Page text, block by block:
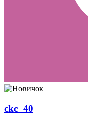
ckc_40